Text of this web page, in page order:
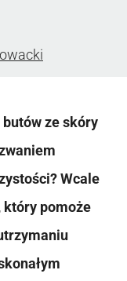
ze skóry
Wcale
który pomoże